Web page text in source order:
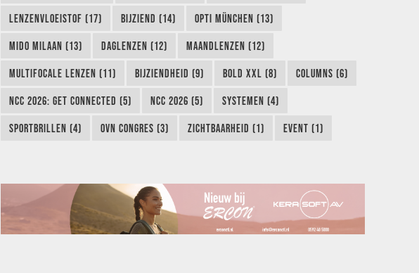
LENZENVLOEISTOF (17) BIJZIEND (14) OPTI MÜNCHEN (13)
MIDO MILAAN (13) DAGLENZEN (12) MAANDLENZEN (12)
MULTIFOCALE LENZEN (11) BIJZIENDHEID (9) BOLD XXL (8) COLUMNS (6)
NCC 2026: GET CONNECTED (5) NCC 2026 (5) SYSTEMEN (4)
SPORTBRILLEN (4) OVN CONGRES (3) ZICHTBAARHEID (1) EVENT (1)